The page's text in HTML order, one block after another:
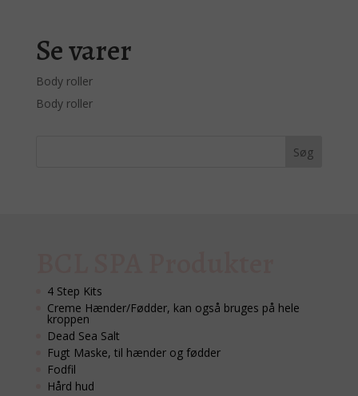
Se varer
Body roller
Body roller
4 Step Kits
Creme Hænder/Fødder, kan også bruges på hele
kroppen
Dead Sea Salt
Fugt Maske, til hænder og fødder
Fodfil
Hård hud